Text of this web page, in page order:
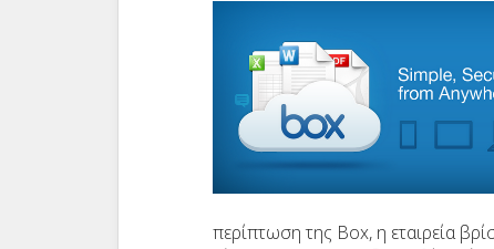
περίπτωση της Box, η εταιρεία